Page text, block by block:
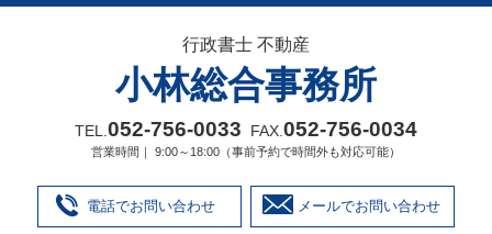
行政書士 不動産
小林総合事務所
TEL. 052‐756‐0033 FAX. 052‐756‐0034
営業時間｜ 9:00～18:00（事前予約で時間外も対応可能）
電話でお問い合わせ メールでお問い合わせ